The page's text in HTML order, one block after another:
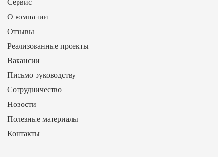
Сервис
О компании
Отзывы
Реализованные проекты
Вакансии
Письмо руководству
Сотрудничество
Новости
Полезные материалы
Контакты